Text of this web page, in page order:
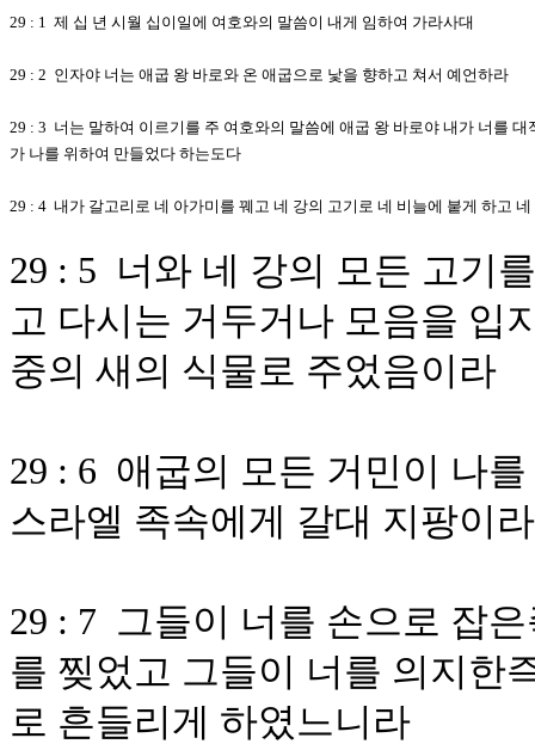
29 : 1 제 십 년 시월 십이일에 여호와의 말씀이 내게 임하여 가라사대
29 : 2 인자야 너는 애굽 왕 바로와 온 애굽으로 낯을 향하고 쳐서 예언하라
29 : 3 너는 말하여 이르기를 주 여호와의 말씀에 애굽 왕 바로야 내가 너를
가 나를 위하여 만들었다 하는도다
29 : 4 내가 갈고리로 네 아가미를 꿰고 네 강의 고기로 네 비늘에 붙게 하고
29 : 5 너와 네 강의 모든 고기
고 다시는 거두거나 모음을 입
중의 새의 식물로 주었음이라
29 : 6 애굽의 모든 거민이 나
스라엘 족속에게 갈대 지팡이라
29 : 7 그들이 너를 손으로 잡
를 찢었고 그들이 너를 의지한
로 흔들리게 하였느니라